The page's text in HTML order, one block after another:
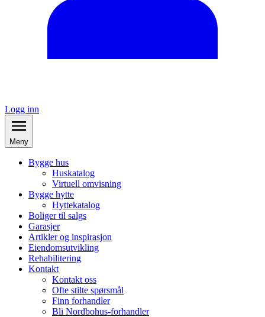
Logg inn
Meny
Bygge hus
Huskatalog
Virtuell omvisning
Bygge hytte
Hyttekatalog
Boliger til salgs
Garasjer
Artikler og inspirasjon
Eiendomsutvikling
Rehabilitering
Kontakt
Kontakt oss
Ofte stilte spørsmål
Finn forhandler
Bli Nordbohus-forhandler